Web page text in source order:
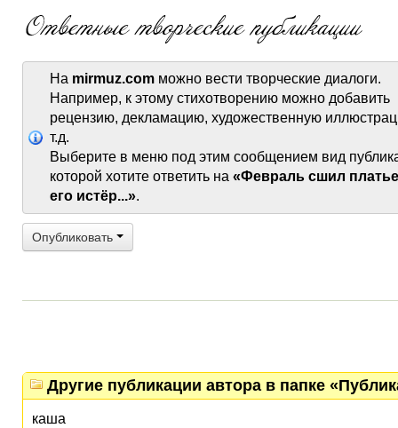
На mirmuz.com можно вести творческие диалоги.
Например, к этому стихотворению можно добавить
рецензию, декламацию, художественную
т.д.
Выберите в меню под этим сообщением вид
которой хотите ответить на «Февраль сшил
его истёр...».
Опубликовать
Другие публикации автора в папке
каша